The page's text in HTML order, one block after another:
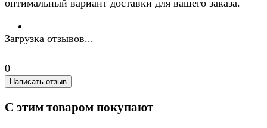
оптимальный вариант доставки для вашего заказа.
Загрузка отзывов...
0
Написать отзыв
С этим товаром покупают